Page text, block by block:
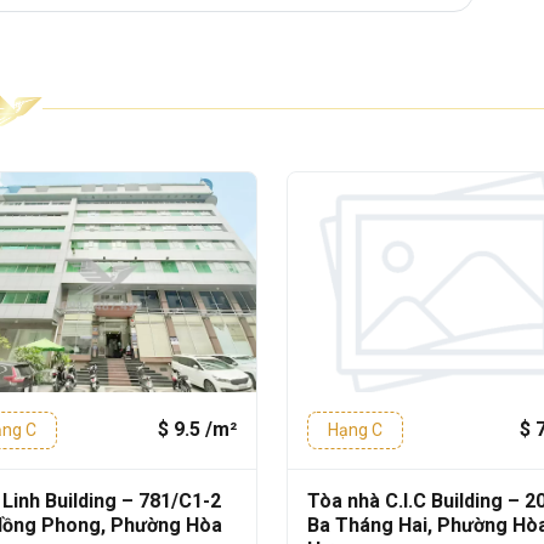
tư và xây dựng theo tiêu chuẩnVăn
dễ dàng chia nhỏ diện tích, phù hợp
nhau:
4 Tầng - 1 Thang máy
– 80m²– 200m²
nhiệt, giúp tận dụng ánh sáng tự nhiên
C $ 9.5 /m²
Building – 781/C1-2
Phong, Phường Hòa
Hạng C $
Tòa nhà C.I.C Building –
Ba Tháng Hai, Phường